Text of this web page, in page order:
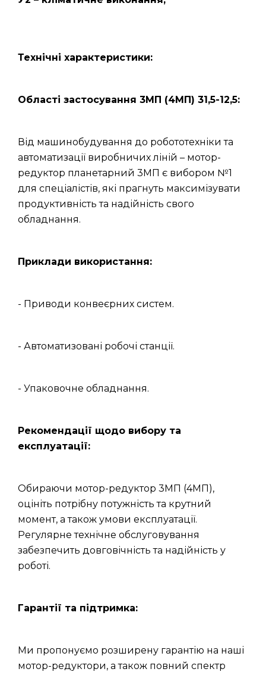
Технічні характеристики:
Області застосування 3МП (4МП) 31,5-12,5:
Від машинобудування до робототехніки та
автоматизації виробничих ліній – мотор-
редуктор планетарний 3МП є вибором №1
для спеціалістів, які прагнуть максимізувати
продуктивність та надійність свого
обладнання.
Приклади використання:
- Приводи конвеєрних систем.
- Автоматизовані робочі станції.
- Упаковочне обладнання.
Рекомендації щодо вибору та
експлуатації:
Обираючи мотор-редуктор 3МП (4МП),
оцініть потрібну потужність та крутний
момент, а також умови експлуатації.
Регулярне технічне обслуговування
забезпечить довговічність та надійність у
роботі.
Гарантії та підтримка:
Ми пропонуємо розширену гарантію на наші
мотор-редуктори, а також повний спектр